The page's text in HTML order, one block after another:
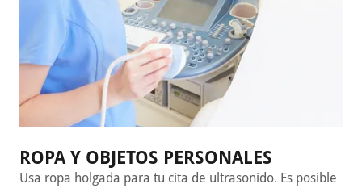
ROPA Y OBJETOS PERSONALES
Usa ropa holgada para tu cita de ultrasonido. Es posible